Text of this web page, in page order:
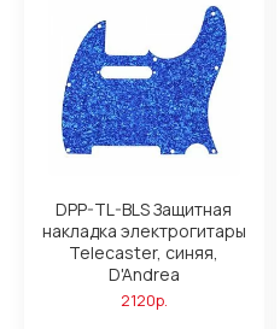
DPP-TL-BLS Защитная
накладка электрогитары
Telecaster, синяя,
D'Andrea
2120р.